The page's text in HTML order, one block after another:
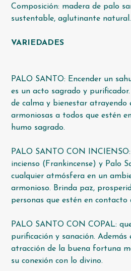
Composición: madera de palo
sustentable, aglutinante natural.
VARIEDADES
PALO SANTO: Encender un
es un acto sagrado y
de calma y bienestar atrayendo
armoniosas a todos que estén
humo sagrado.
PALO SANTO CON
incienso (Frankincense) y Palo
cualquier atmósfera en un
armonioso. Brinda paz,
personas que estén en contacto
PALO SANTO CON COPAL:
purificación y sanación.
atracción de la buena fortuna
su conexión con lo divino.